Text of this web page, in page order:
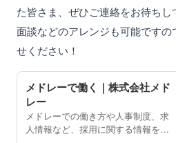
た皆さま、ぜひご連絡をお待ち
面談などのアレンジも可能です
せください！
メドレーで働く｜株式会社メド
レー
メドレーでの働き方や人事制度、求
人情報など、採用に関する情報をご